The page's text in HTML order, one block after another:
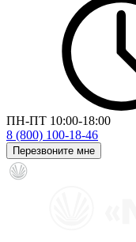
ПН-ПТ 10:00-18:00
8 (800) 100-18-46
Перезвоните мне